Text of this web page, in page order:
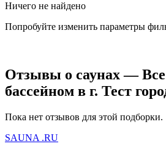
Ничего не найдено
Попробуйте изменить параметры
Отзывы о саунах —
бассейном в г. Тест
Пока нет отзывов для этой подборки.
SAUNA .RU